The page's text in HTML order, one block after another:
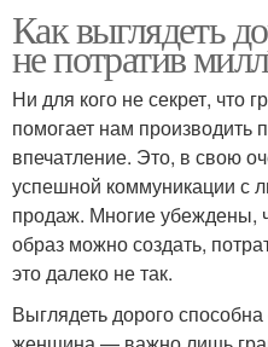
Как выглядеть
не потратив
Ни для кого не секрет, что
помогает нам производить
впечатление. Это, в свою
успешной коммуникации с
продаж. Многие убеждены,
образ можно создать,
это далеко не так.
Выглядеть дорого